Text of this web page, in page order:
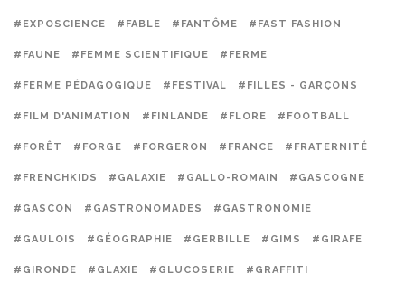
#EXPOSCIENCE #FABLE #FANTÔME #FAST FASHION
#FAUNE #FEMME SCIENTIFIQUE #FERME
#FERME PÉDAGOGIQUE #FESTIVAL #FILLES - GARÇONS
#FILM D'ANIMATION #FINLANDE #FLORE #FOOTBALL
#FORÊT #FORGE #FORGERON #FRANCE #FRATERNITÉ
#FRENCHKIDS #GALAXIE #GALLO-ROMAIN #GASCOGNE
#GASCON #GASTRONOMADES #GASTRONOMIE
#GAULOIS #GÉOGRAPHIE #GERBILLE #GIMS #GIRAFE
#GIRONDE #GLAXIE #GLUCOSERIE #GRAFFITI